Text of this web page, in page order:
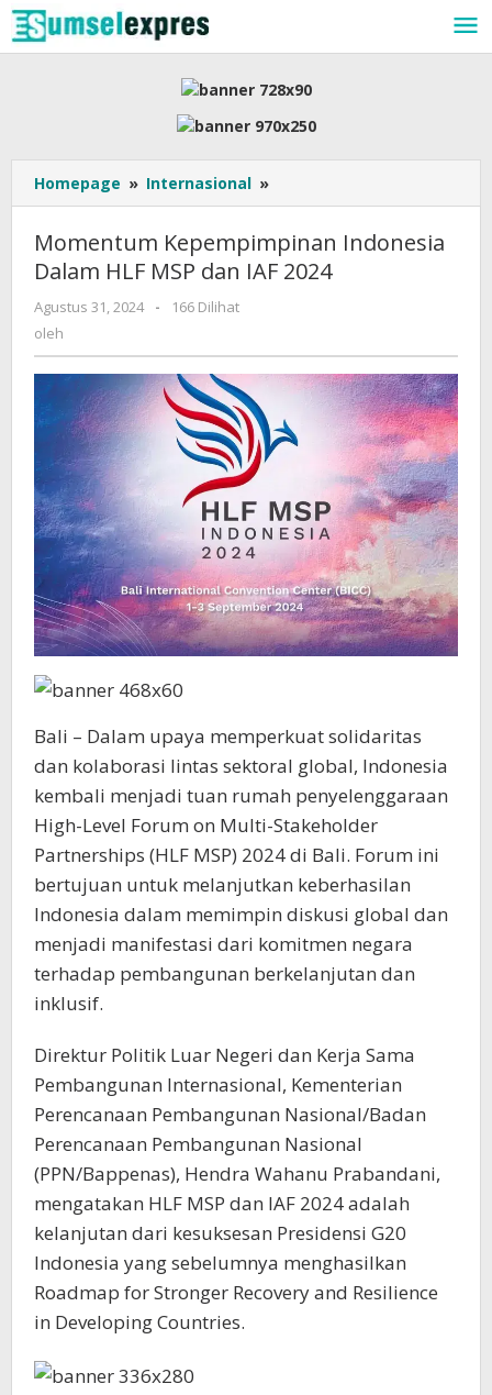
Lewati
ke
konten
Homepage » Internasional »
Kepempimpinan
Dalam
HLF
Momentum Kepempimpinan Indonesia
Dalam HLF MSP dan IAF 2024
Agustus 31, 2024 oleh
-
166 Dilihat
oleh
Bali – Dalam upaya memperkuat solidaritas
dan kolaborasi lintas sektoral global, Indonesia
kembali menjadi tuan rumah penyelenggaraan
High-Level Forum on Multi-Stakeholder
Partnerships (HLF MSP) 2024 di Bali. Forum ini
bertujuan untuk melanjutkan keberhasilan
Indonesia dalam memimpin diskusi global dan
menjadi manifestasi dari komitmen negara
terhadap pembangunan berkelanjutan dan
inklusif.
Direktur Politik Luar Negeri dan Kerja Sama
Pembangunan Internasional, Kementerian
Perencanaan Pembangunan Nasional/Badan
Perencanaan Pembangunan Nasional
(PPN/Bappenas), Hendra Wahanu Prabandani,
mengatakan HLF MSP dan IAF 2024 adalah
kelanjutan dari kesuksesan Presidensi G20
Indonesia yang sebelumnya menghasilkan
Roadmap for Stronger Recovery and Resilience
in Developing Countries.